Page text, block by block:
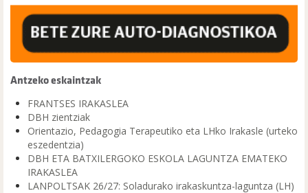
Antzeko eskaintzak
FRANTSES IRAKASLEA
DBH zientziak
Orientazio, Pedagogia Terapeutiko eta LHko Irakasle (urteko
eszedentzia)
DBH ETA BATXILERGOKO ESKOLA LAGUNTZA EMATEKO
IRAKASLEA
LANPOLTSAK 26/27: Soladurako irakaskuntza-laguntza (LH)